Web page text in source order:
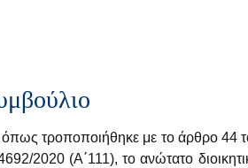
τροποποιήθηκε με το άρθρο 44
2020 (Α΄111), το ανώτατο